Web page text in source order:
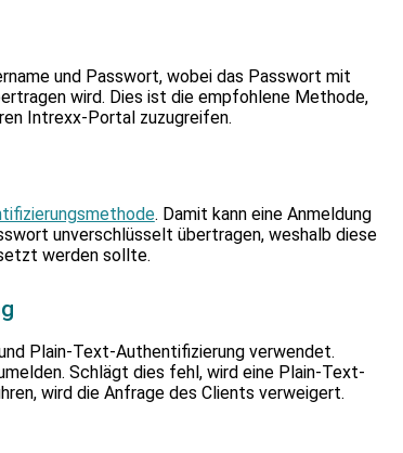
Touchgeräten
können
Touch-
und Passwort, wobei das Passwort mit
wird. Dies ist die empfohlene Methode,
Intrexx-Portal zuzugreifen.
. Damit kann eine Anmeldung
unverschlüsselt übertragen, weshalb diese
werden sollte.
Plain-Text-Authentifizierung verwendet.
Schlägt dies fehl, wird eine Plain-Text-
wird die Anfrage des Clients verweigert.